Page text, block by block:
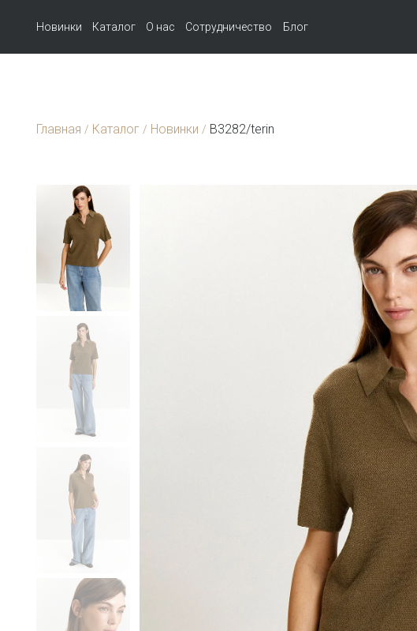
Новинки Каталог О нас Сотрудничество Блог
Главная / Каталог / Новинки / B3282/terin